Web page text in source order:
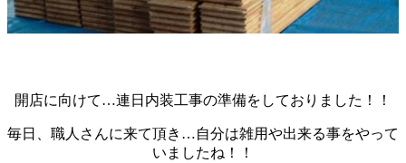
開店に向けて…連日内装工事の準備をしておりました！！
毎日、職人さんに来て頂き…自分は雑用や出来る事をやって
いましたね！！